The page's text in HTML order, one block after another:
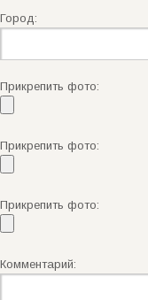
Город:
Прикрепить фото:
Прикрепить фото:
Прикрепить фото:
Комментарий: